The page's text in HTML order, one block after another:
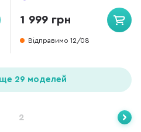
1 999 грн
Відправимо 12/08
29 моделей
2